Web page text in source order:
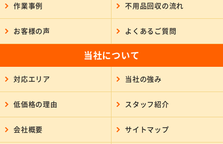
作業事例 不用品回収の流れ
お客様の声 よくあるご質問
当社について
対応エリア 当社の強み
低価格の理由 スタッフ紹介
会社概要 サイトマップ